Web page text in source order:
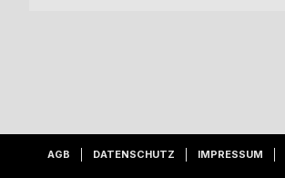
AGB DATENSCHUTZ IMPRESSUM